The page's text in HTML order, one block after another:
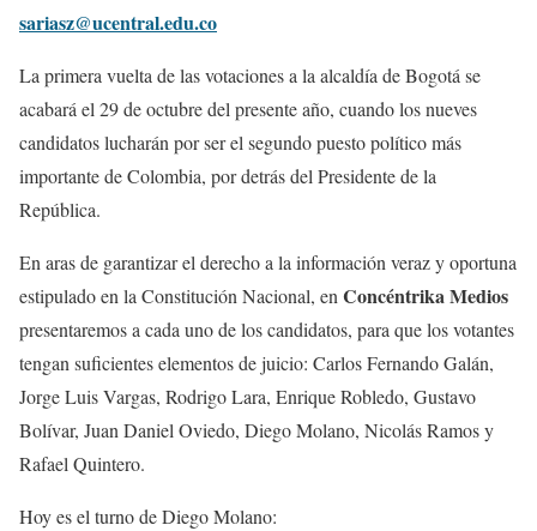
sariasz@ucentral.edu.co
La primera vuelta de las votaciones a la alcaldía de Bogotá se
acabará el 29 de octubre del presente año, cuando los nueves
candidatos lucharán por ser el segundo puesto político más
importante de Colombia, por detrás del Presidente de la
República.
En aras de garantizar el derecho a la información veraz y oportuna
estipulado en la Constitución Nacional, en Concéntrika Medios
presentaremos a cada uno de los candidatos, para que los votantes
tengan suficientes elementos de juicio: Carlos Fernando Galán,
Jorge Luis Vargas, Rodrigo Lara, Enrique Robledo, Gustavo
Bolívar, Juan Daniel Oviedo, Diego Molano, Nicolás Ramos y
Rafael Quintero.
Hoy es el turno de Diego Molano: